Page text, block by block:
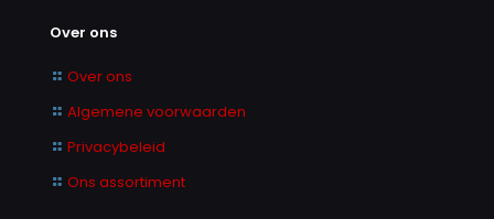
Over ons
Over ons
Algemene voorwaarden
Privacybeleid
Ons assortiment